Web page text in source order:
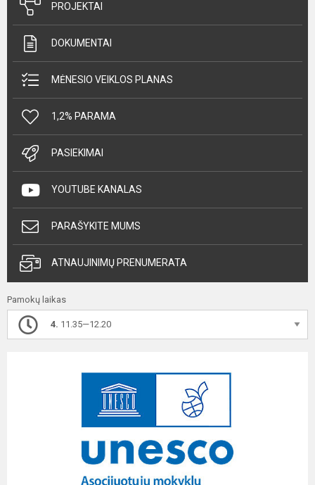
PROJEKTAI
DOKUMENTAI
MĖNESIO VEIKLOS PLANAS
1,2% PARAMA
PASIEKIMAI
YOUTUBE KANALAS
PARAŠYKITE MUMS
ATNAUJINIMŲ PRENUMERATA
Pamokų laikas
4. 11.35—12.20